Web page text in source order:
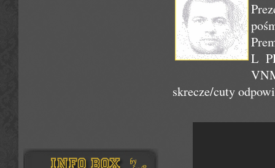
L
skrecze/cuty